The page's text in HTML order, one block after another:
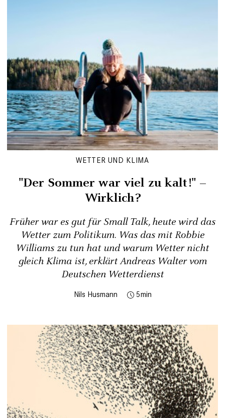
WETTER UND KLIMA
"Der Sommer war viel zu kalt!" –
Wirklich?
Früher war es gut für Small Talk, heute wird das
Wetter zum Politikum. Was das mit Robbie
Williams zu tun hat und warum Wetter nicht
gleich Klima ist, erklärt Andreas Walter vom
Deutschen Wetterdienst
Nils Husmann 5